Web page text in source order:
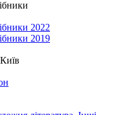
2022
2019